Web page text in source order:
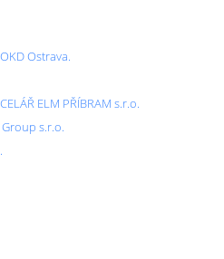
Ostrava.
ELM PŘÍBRAM s.r.o.
s.r.o.